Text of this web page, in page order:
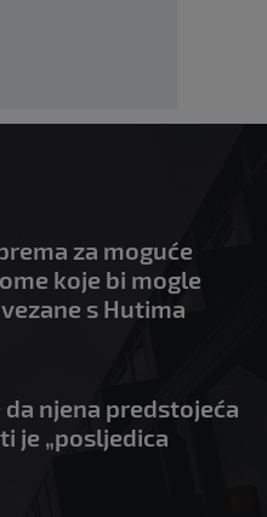
za moguće
koje bi mogle
s Hutima
njena predstojeća
je „posljedica